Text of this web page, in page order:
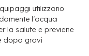
utilizzano
l'acqua
la salute e previene
dopo gravi